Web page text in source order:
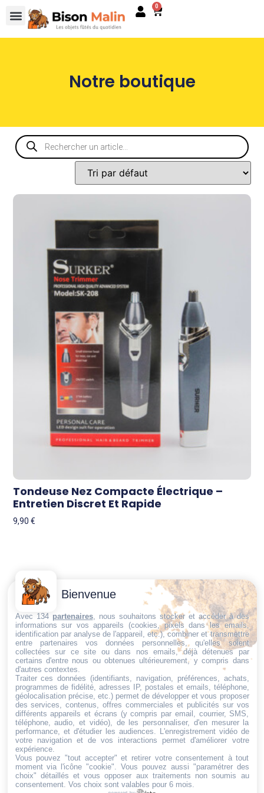
0
Notre boutique
Tondeuse Nez Compacte Électrique –
Entretien Discret Et Rapide
9,90€
Trouvez ce qu'il vous faut,
au bon endroit
Conditions
générales
de vente
Politique de
cookies
Politique de
confidentialité
Mentions
légales
Conditions de
retour et de
remboursement
Droit de
rétractation
Contactez-
Nous
Email:
dt@sasbms.fr
Bienvenue
Avec 134 partenaires, nous souhaitons stocker et accéder à des
informations sur vos appareils (cookies, pixels dans les emails,
identification par analyse de l'appareil, etc.), combiner et transmettre
entre partenaires vos données personnelles, qu'elles soient
collectées sur ce site ou dans nos emails, déjà détenues par
certains d'entre nous ou obtenues ultérieurement, y compris dans
d'autres contextes.
Traiter ces données (identifiants, navigation, préférences, achats,
programmes de fidélité, adresses IP, postales et emails, téléphone,
géolocalisation précise, etc.) permet de développer et vous proposer
des services, contenus, offres commerciales et publicités sur vos
différents appareils et écrans (y compris par email, courrier, SMS,
téléphone, audio, et vidéo), de les personnaliser, d'en mesurer la
performance, et d'étudier les audiences. L'enregistrement vidéo de
votre navigation et de vos interactions permet d'améliorer votre
expérience.
Vous pouvez "tout accepter" et retirer votre consentement à tout
moment via l'icône "cookie" . Vous pouvez aussi "paramétrer des
choix" détaillés et vous opposer aux traitements non soumis au
consentement. Vos choix sont valables pour 6 mois.